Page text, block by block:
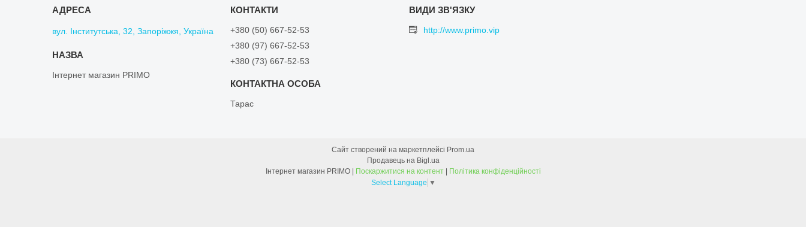
вул. Інститутська, 32, Запоріжжя, Україна
Інтернет магазин PRIMO
+380 (50) 667-52-53
+380 (97) 667-52-53
+380 (73) 667-52-53
Тарас
http://www.primo.vip
Сайт створений на маркетплейсі Prom.ua
Продавець на Bigl.ua
Інтернет магазин PRIMO | Поскаржитися на контент | Політика конфіденційності
Select Language ▼